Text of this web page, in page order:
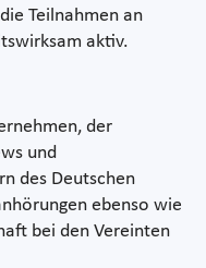
Teilnahmen an
aktiv.
der
und
des Deutschen
ebenso wie
bei den Vereinten